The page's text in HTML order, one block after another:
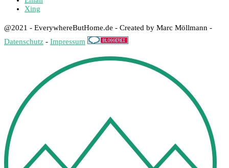
Xing
@2021 - EverywhereButHome.de - Created by Marc Möllmann -
Datenschutz - Impressum